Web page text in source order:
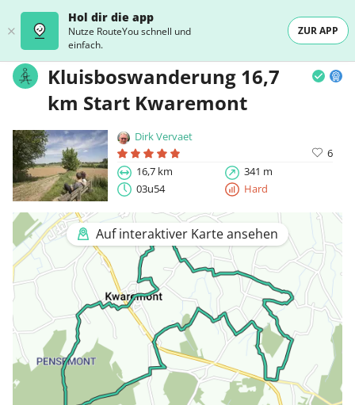
Hol dir die app
Nutze RouteYou schnell und
einfach.
ZUR APP
Kluisboswanderung 16,7
km Start Kwaremont
Dirk Vervaet
6
16,7 km
341 m
03u54
Hard
Auf interaktiver Karte ansehen